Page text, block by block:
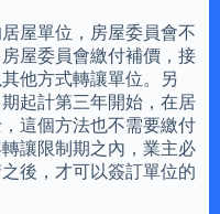
屋單位，房屋委員會不
屋委員會繳付補價，接
他方式轉讓單位。另
起計第三年開始，在居
這個方法也不需要繳付
讓限制期之內，業主必
後，才可以簽訂單位的